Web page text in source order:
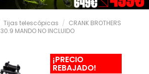
Tijas telescópicas
CRANK BROTHERS
MANDO NO INCLUIDO
¡PRECIO
REBAJADO!